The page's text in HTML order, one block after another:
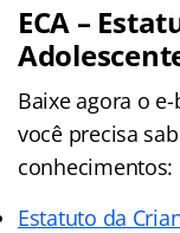
ECA –
Baixe agora o
você precisa
conhecimentos:
Estatuto da